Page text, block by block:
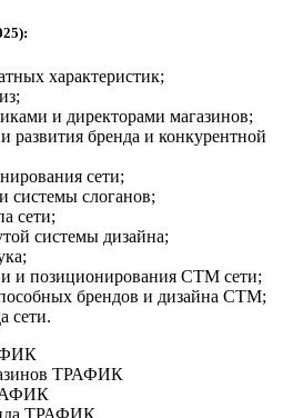
характеристик;
и директорами магазинов;
развития бренда и конкурентной
сети;
системы слоганов;
сети;
системы дизайна;
и позиционирования СТМ сети;
брендов и дизайна СТМ;
сети.